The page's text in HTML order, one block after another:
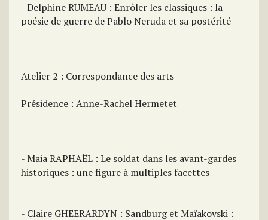
- Delphine RUMEAU : Enrôler les classiques : la
poésie de guerre de Pablo Neruda et sa postérité
Atelier 2 : Correspondance des arts
Présidence : Anne-Rachel Hermetet
- Maia RAPHAËL : Le soldat dans les avant-gardes
historiques : une figure à multiples facettes
- Claire GHEERARDYN : Sandburg et Maïakovski :